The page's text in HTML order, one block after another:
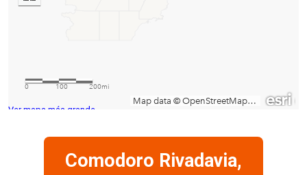
Ver mapa más grande
Comodoro Rivadavia,